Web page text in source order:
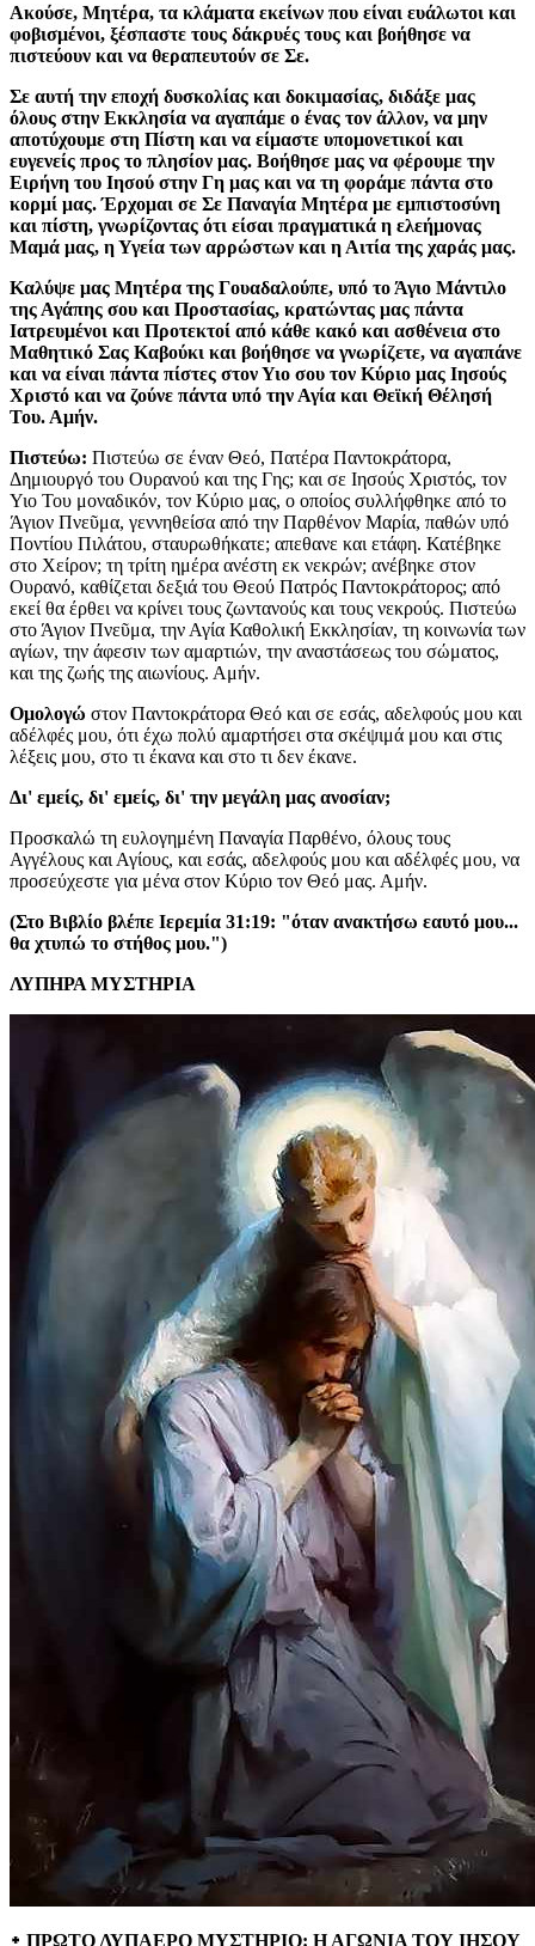
Ακούσε, Μητέρα, τα κλάματα εκείνων που είναι ευάλωτοι και
φοβισμένοι, ξέσπαστε τους δάκρυές τους και βοήθησε να
πιστεύουν και να θεραπευτούν σε Σε.
Σε αυτή την εποχή δυσκολίας και δοκιμασίας, διδάξε μας
όλους στην Εκκλησία να αγαπάμε ο ένας τον άλλον, να μην
αποτύχουμε στη Πίστη και να είμαστε υπομονετικοί και
ευγενείς προς το πλησίον μας. Βοήθησε μας να φέρουμε την
Ειρήνη του Ιησού στην Γη μας και να τη φοράμε πάντα στο
κορμί μας. Έρχομαι σε Σε Παναγία Μητέρα με εμπιστοσύνη
και πίστη, γνωρίζοντας ότι είσαι πραγματικά η ελεήμονας
Μαμά μας, η Υγεία των αρρώστων και η Αιτία της χαράς μας.
Καλύψε μας Μητέρα της Γουαδαλούπε, υπό το Άγιο Μάντιλο
της Αγάπης σου και Προστασίας, κρατώντας μας πάντα
Ιατρευμένοι και Προτεκτοί από κάθε κακό και ασθένεια στο
Μαθητικό Σας Καβούκι και βοήθησε να γνωρίζετε, να αγαπάνε
και να είναι πάντα πίστες στον Υιο σου τον Κύριο μας Ιησούς
Χριστό και να ζούνε πάντα υπό την Αγία και Θεϊκή Θέλησή
Του. Αμήν.
Πιστεύω: Πιστεύω σε έναν Θεό, Πατέρα Παντοκράτορα,
Δημιουργό του Ουρανού και της Γης; και σε Ιησούς Χριστός, τον
Υιο Του μοναδικόν, τον Κύριο μας, ο οποίος συλλήφθηκε από το
Άγιον Πνεῦμα, γεννηθείσα από την Παρθένον Μαρία, παθών υπό
Ποντίου Πιλάτου, σταυρωθήκατε; απεθανε και ετάφη. Κατέβηκε
στο Χείρον; τη τρίτη ημέρα ανέστη εκ νεκρών; ανέβηκε στον
Ουρανό, καθίζεται δεξιά του Θεού Πατρός Παντοκράτορος; από
εκεί θα έρθει να κρίνει τους ζωντανούς και τους νεκρούς. Πιστεύω
στο Άγιον Πνεῦμα, την Αγία Καθολική Εκκλησίαν, τη κοινωνία των
αγίων, την άφεσιν των αμαρτιών, την αναστάσεως του σώματος,
και της ζωής της αιωνίους. Αμήν.
Ομολογώ στον Παντοκράτορα Θεό και σε εσάς, αδελφούς μου και
αδέλφές μου, ότι έχω πολύ αμαρτήσει στα σκέψιμά μου και στις
λέξεις μου, στο τι έκανα και στο τι δεν έκανε.
Δι' εμείς, δι' εμείς, δι' την μεγάλη μας ανοσίαν;
Προσκαλώ τη ευλογημένη Παναγία Παρθένο, όλους τους
Αγγέλους και Αγίους, και εσάς, αδελφούς μου και αδέλφές μου, να
προσεύχεστε για μένα στον Κύριο τον Θεό μας. Αμήν.
(Στο Βιβλίο βλέπε Ιερεμία 31:19: "όταν ανακτήσω εαυτό μου...
θα χτυπώ το στήθος μου.")
ΛΥΠΗΡΑ ΜΥΣΤΗΡΙΑ
᛭ ΠΡΩΤΟ ΛΥΠΑΕΡΟ ΜΥΣΤΗΡΙΟ: Η ΑΓΩΝΙΑ ΤΟΥ ΙΗΣΟΥ